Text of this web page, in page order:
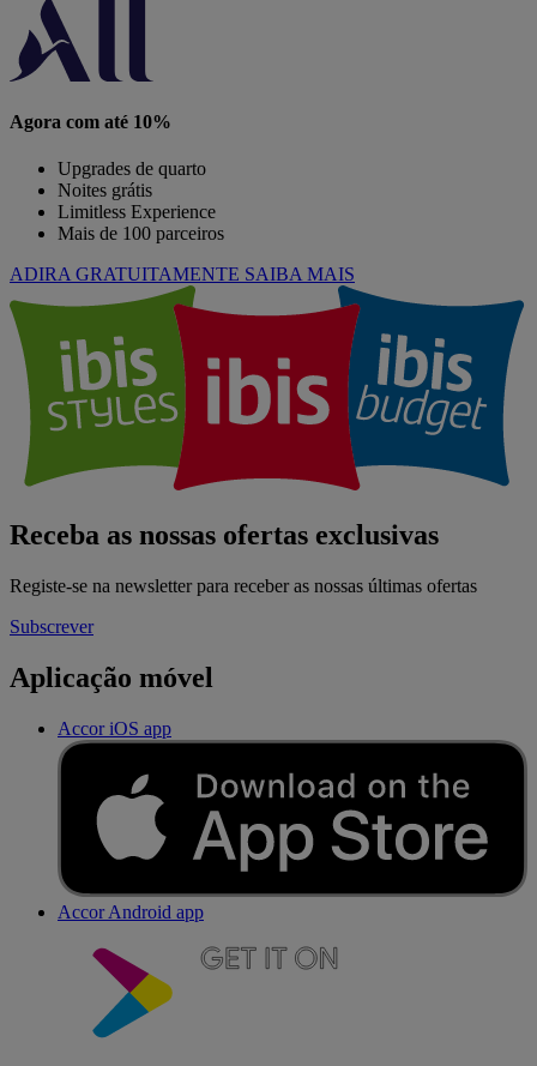
Agora com até 10%
Upgrades de quarto
Noites grátis
Limitless Experience
Mais de 100 parceiros
ADIRA GRATUITAMENTE SAIBA MAIS
Receba as nossas ofertas exclusivas
Registe-se na newsletter para receber as nossas últimas ofertas
Subscrever
Aplicação móvel
Accor iOS app
Accor Android app